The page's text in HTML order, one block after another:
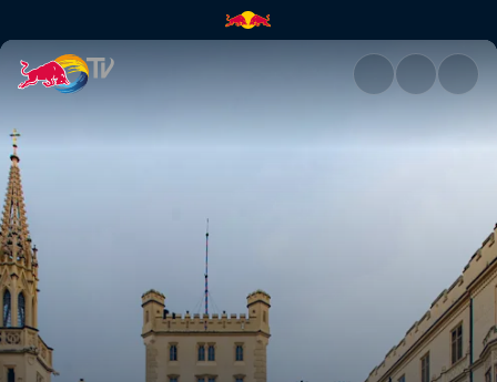
Од Замок до Замок | Red